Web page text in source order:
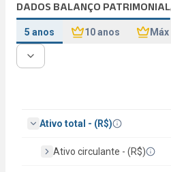
DADOS BALANÇO PATRIMONIAL
5 anos 10 anos Máx
Ativo total - (R$)
Ativo circulante - (R$)